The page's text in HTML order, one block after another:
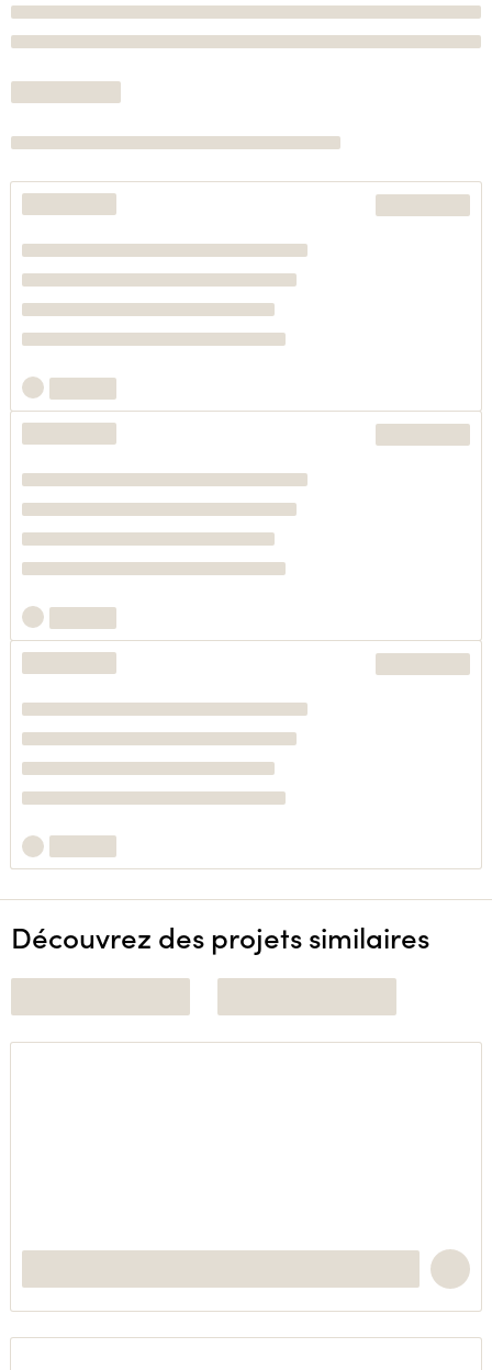
Découvrez des projets similaires